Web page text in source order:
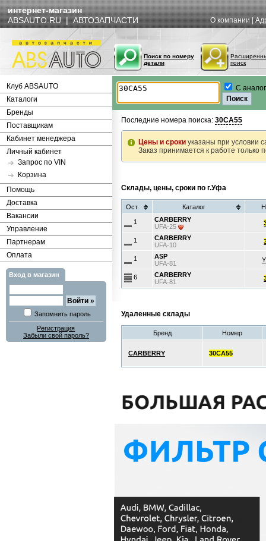
интернет-магазин
ABSAUTO.RU | АВТОЗАПЧАСТИ
О компании|
Поиск по номеру
детали
поиск
Клуб ABSAUTO
Каталоги
Бренды
Поставщикам
Кабинет менеджера
Личный кабинет
Запрос по VIN
Корзина
Помощь
Доставка
Вакансии
Управление
Партнерам
Оплата
Вход в магазин
Запомнить пароль
Регистрация
Забыли свой пароль?
С
Последние номера поиска: 30CA55
Цены и срокиуказаны при условии
Заказ принимается к работе только
Склады, цены, сроки по г.Уфа
Ост. Каталог
1
CARBERRY
UFA-25
1
CARBERRY
UFA-10
1
ASP
UFA-81
6
CARBERRY
UFA-81
Удаленные склады
Бренд Номер
CARBERRY 30CA55